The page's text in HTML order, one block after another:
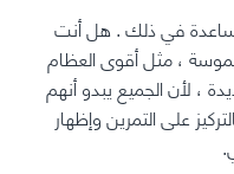
في ذلك.هل أنت
، مثلأقوى العظام
، لأن الجميع يبدو أنهم
على التمرين وإظهار